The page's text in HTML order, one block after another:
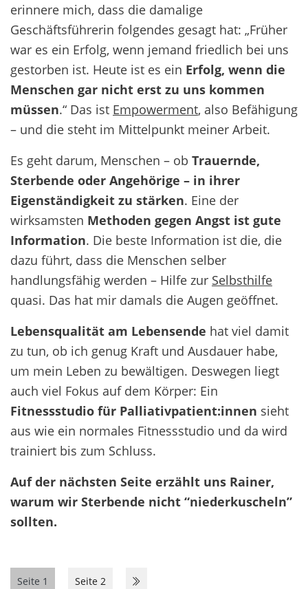
erinnere mich, dass die damalige
Geschäftsführerin folgendes gesagt hat: „Früher
war es ein Erfolg, wenn jemand friedlich bei uns
gestorben ist. Heute ist es ein Erfolg, wenn die
Menschen gar nicht erst zu uns kommen
müssen.“ Das ist Empowerment, also Befähigung
– und die steht im Mittelpunkt meiner Arbeit.
Es geht darum, Menschen – ob Trauernde,
Sterbende oder Angehörige – in ihrer
Eigenständigkeit zu stärken. Eine der
wirksamsten Methoden gegen Angst ist gute
Information. Die beste Information ist die, die
dazu führt, dass die Menschen selber
handlungsfähig werden – Hilfe zur Selbsthilfe
quasi. Das hat mir damals die Augen geöffnet.
Lebensqualität am Lebensende hat viel damit
zu tun, ob ich genug Kraft und Ausdauer habe,
um mein Leben zu bewältigen. Deswegen liegt
auch viel Fokus auf dem Körper: Ein
Fitnessstudio für Palliativpatient:innen sieht
aus wie ein normales Fitnessstudio und da wird
trainiert bis zum Schluss.
Auf der nächsten Seite erzählt uns Rainer,
warum wir Sterbende nicht “niederkuscheln”
sollten.
Seite 1 Seite 2